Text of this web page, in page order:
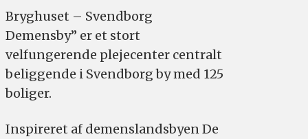
Bryghuset – Svendborg
Demensby” er et stort
velfungerende plejecenter centralt
beliggende i Svendborg by med 125
boliger.
Inspireret af demenslandsbyen De